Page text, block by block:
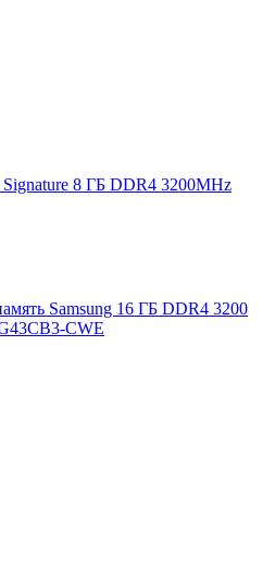
8 ГБ DDR4 3200MHz